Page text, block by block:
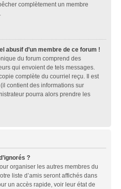
complètement un membre
abusif d’un membre de ce forum !
du forum comprend des
qui envoient de tels messages.
complète du courriel reçu. Il est
contient des informations sur
pourra alors prendre les
?
organiser les autres membres du
liste d’amis seront affichés dans
un accès rapide, voir leur état de